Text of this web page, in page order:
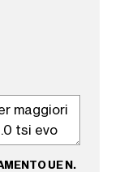
UE N.